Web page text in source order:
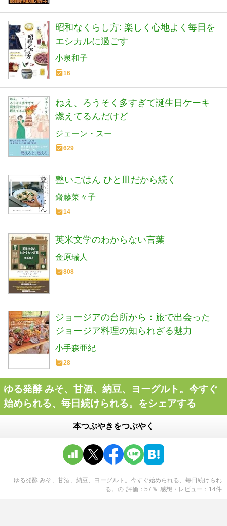
昭和なくらし方: 楽しく心地よく毎日を
エシカルに過ごす
小泉和子
16
ねえ、ろうそく多すぎて誕生日ケーキ
燃えてるんだけど
ジェーン・スー
629
整いごはん ひと皿だから続く
齋藤菜々子
14
英米文学のわからない言葉
金原瑞人
808
ジョージアの台所から：旅で出会った
ジョージア料理の知られざる魅力
小手森亜紀
28
ゆる発酵 みそ、甘酒、納豆、ヨーグルト。今すぐ
始められる、毎日続けられる。をシェアする
本つぶやきをつぶやく
ゆる発酵 みそ、甘酒、納豆、ヨーグルト。今すぐ始められる、毎日続けられ
る。 の 評価 57 ％ 感想・レビュー 14件